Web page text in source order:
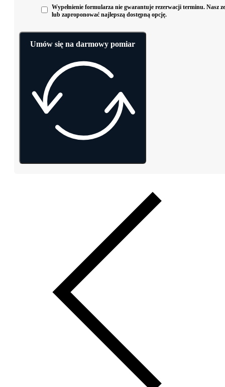
Wypełnienie formularza nie gwarantuje rezerwacji terminu. Nasz
lub zaproponować najlepszą dostępną opcję.
Umów się na darmowy pomiar